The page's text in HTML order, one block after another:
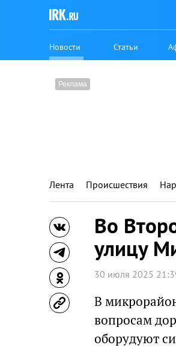
Новости Статьи
Лента Происшествия
Во
улицу
30 июля 2025
В
вопросам
оборудуют